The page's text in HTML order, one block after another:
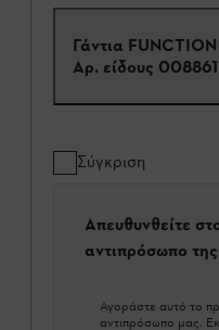
Γάντια
Αρ. είδους
Σύγκριση
Απευθυνθείτε
αντιπρόσωπο
Αγοράστε αυτό το
αντιπρόσωπο μας.